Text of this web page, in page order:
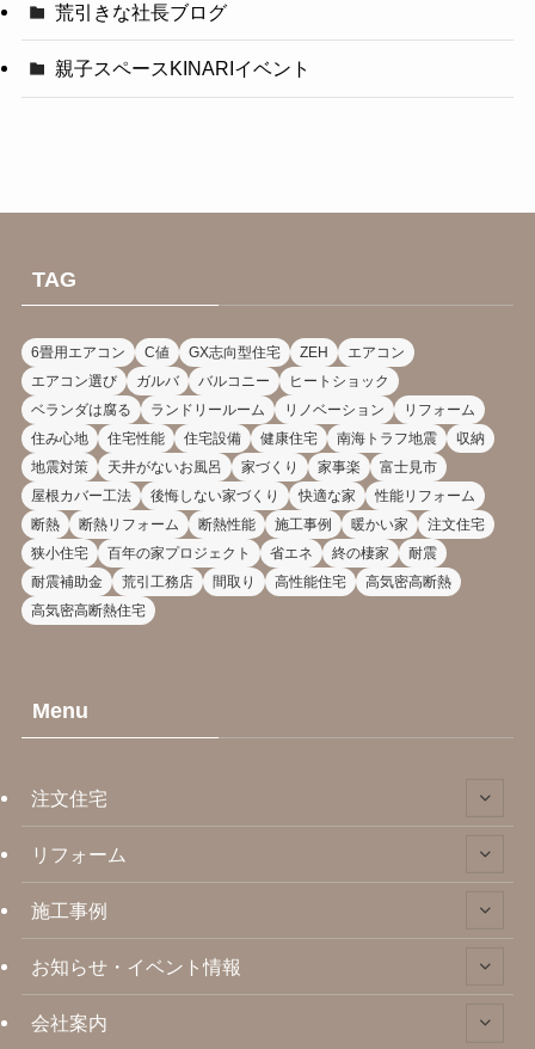
荒引きな社長ブログ
親子スペースKINARIイベント
TAG
6畳用エアコン C値 GX志向型住宅 ZEH
エアコン
エアコン選び
ガルバ バルコニー
ヒートショック
ベランダは腐る
ランドリールーム リノベーション
リフォーム
住み心地
住宅性能 住宅設備 健康住宅 南海トラフ地震
収納
地震対策
天井がないお風呂 家づくり 家事楽
富士見市
屋根カバー工法
後悔しない家づくり 快適な家
性能リフォーム
断熱
断熱リフォーム 断熱性能 施工事例 暖かい家
注文住宅
狭小住宅
百年の家プロジェクト 省エネ 終の棲家
耐震
耐震補助金
荒引工務店 間取り 高性能住宅
高気密高断熱
高気密高断熱住宅
Menu
注文住宅
リフォーム
施工事例
お知らせ・イベント情報
会社案内